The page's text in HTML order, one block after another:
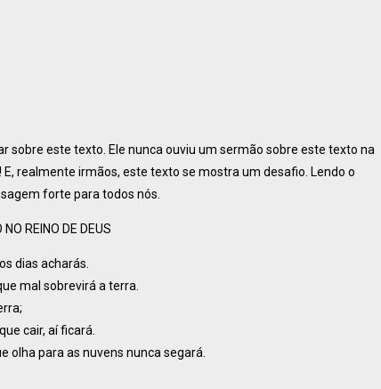
sobre este texto. Ele nunca ouviu um sermão sobre este texto na
realmente irmãos, este texto se mostra um desafio. Lendo o
forte para todos nós.
REINO DE DEUS
dias acharás.
mal sobrevirá a terra.
cair, aí ficará.
olha para as nuvens nunca segará.